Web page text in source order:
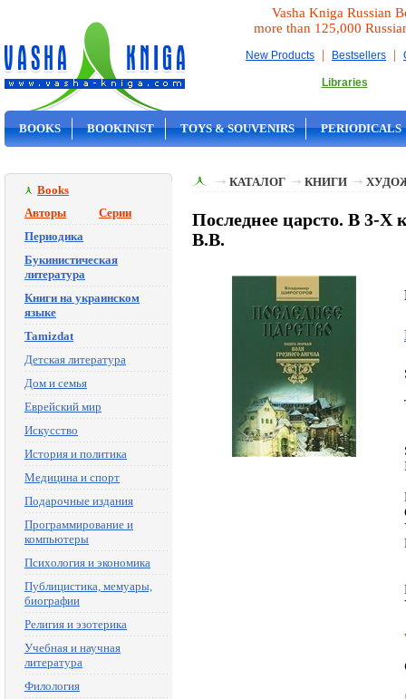
Vasha Kniga Russian
more than 125,000
New Products | Bestsellers |
Libraries
BOOKS BOOKINIST TOYS & SOUVENIRS PERIODICALS
Books
Авторы
Серии
Периодика
Букинистическая
литература
Книги на украинском
языке
Tamizdat
Детская литература
Дом и семья
Еврейский мир
Искусство
История и политика
Медицина и спорт
Подарочные издания
Программирование и
компьютеры
Психология и экономика
Публицистика, мемуары,
биографии
Религия и эзотерика
Учебная и научная
литература
Филология
КАТАЛОГ КНИГИ
Последнее царсто. В 3-X
В.В.